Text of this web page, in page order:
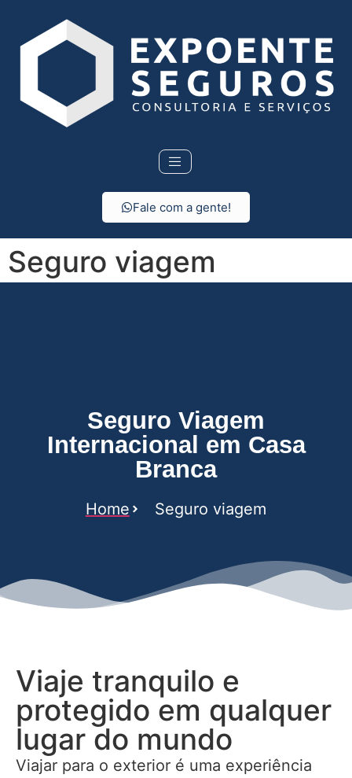
Fale com a gente!
Seguro viagem
Seguro Viagem
Internacional em Casa
Branca
Home Seguro viagem
Viaje tranquilo e
protegido em qualquer
lugar do mundo
Viajar para o exterior é uma experiência